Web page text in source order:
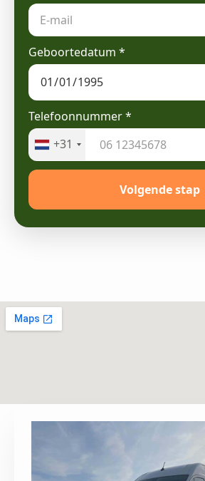
Geboortedatum *
Telefoonnummer*
+31
Volgende stap